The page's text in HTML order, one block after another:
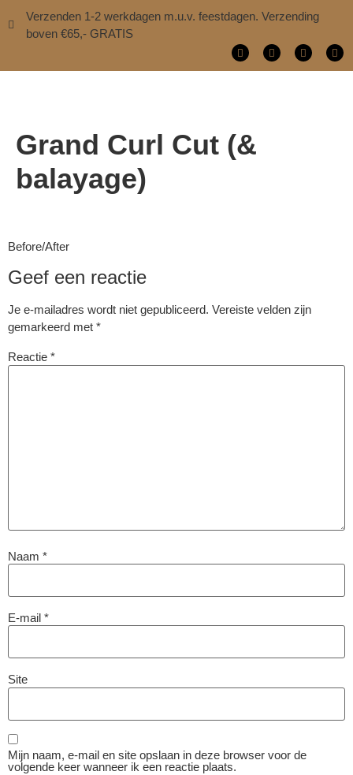
Verzenden 1-2 werkdagen m.u.v. feestdagen. Verzending
boven €65,- GRATIS
Grand Curl Cut (&
balayage)
Before/After
Geef een reactie
Je e-mailadres wordt niet gepubliceerd. Vereiste velden zijn
gemarkeerd met *
Reactie *
Naam *
E-mail *
Site
Mijn naam, e-mail en site opslaan in deze browser voor de
volgende keer wanneer ik een reactie plaats.